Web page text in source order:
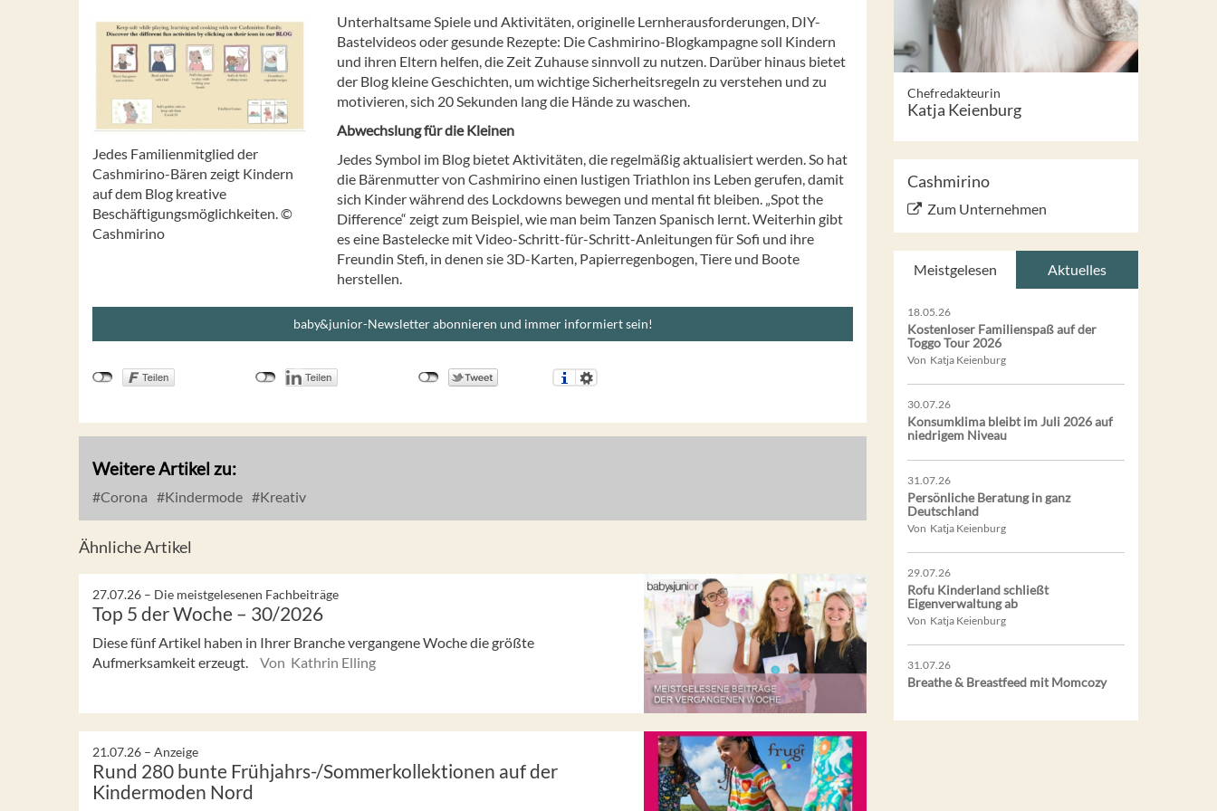
Jedes Familienmitglied der
Cashmirino-Bären zeigt Kindern
auf dem Blog kreative
Beschäftigungsmöglichkeiten. ©
Cashmirino
Unterhaltsame Spiele und Aktivitäten, originelle Lernherausforderungen, DIY-
Bastelvideos oder gesunde Rezepte: Die Cashmirino-Blogkampagne soll Kindern
und ihren Eltern helfen, die Zeit Zuhause sinnvoll zu nutzen. Darüber hinaus bietet
der Blog kleine Geschichten, um wichtige Sicherheitsregeln zu verstehen und zu
motivieren, sich 20 Sekunden lang die Hände zu waschen.
Abwechslung für die Kleinen
Jedes Symbol im Blog bietet Aktivitäten, die regelmäßig aktualisiert werden. So hat
die Bärenmutter von Cashmirino einen lustigen Triathlon ins Leben gerufen, damit
sich Kinder während des Lockdowns bewegen und mental fit bleiben. „Spot the
Difference“ zeigt zum Beispiel, wie man beim Tanzen Spanisch lernt. Weiterhin gibt
es eine Bastelecke mit Video-Schritt-für-Schritt-Anleitungen für Sofi und ihre
Freundin Stefi, in denen sie 3D-Karten, Papierregenbogen, Tiere und Boote
herstellen.
baby&junior-Newsletter abonnieren und immer informiert sein!
Weitere Artikel zu:
Corona Kindermode Kreativ
Ähnliche Artikel
27.07.26 – Die meistgelesenen Fachbeiträge
Top 5 der Woche – 30/2026
Diese fünf Artikel haben in Ihrer Branche vergangene Woche die größte
Aufmerksamkeit erzeugt.
Von Kathrin Elling
21.07.26 – Anzeige
Rund 280 bunte Frühjahrs-/Sommerkollektionen auf der
Kindermoden Nord
Chefredakteurin
Katja Keienburg
Cashmirino
Zum Unternehmen
Meistgelesen Aktuelles
18.05.26
Kostenloser Familienspaß auf der
Toggo Tour 2026
Von Katja Keienburg
30.07.26
Konsumklima bleibt im Juli 2026 auf
niedrigem Niveau
31.07.26
Persönliche Beratung in ganz
Deutschland
Von Katja Keienburg
29.07.26
Rofu Kinderland schließt
Eigenverwaltung ab
Von Katja Keienburg
31.07.26
Breathe & Breastfeed mit Momcozy